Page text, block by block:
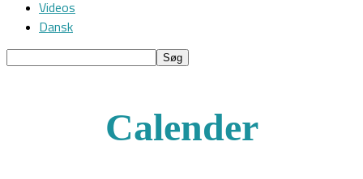
Videos
Dansk
Calender